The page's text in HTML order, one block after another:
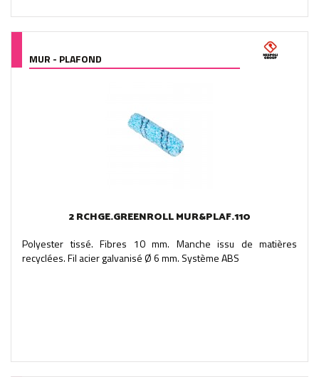
MUR - PLAFOND
2 RCHGE.GREENROLL MUR&PLAF.110
Polyester tissé. Fibres 10 mm. Manche issu de matières
recyclées. Fil acier galvanisé Ø 6 mm. Système ABS